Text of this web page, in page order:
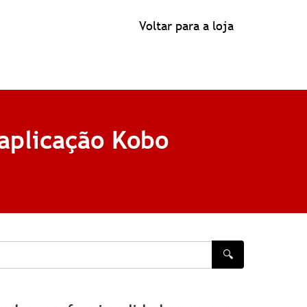
Voltar para a loja
Kobo
🔍